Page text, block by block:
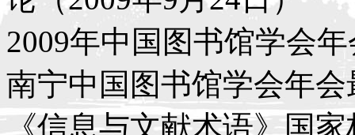
2009年中国图书馆学会
南宁中国图书馆学会年
《信息与文献术语》国